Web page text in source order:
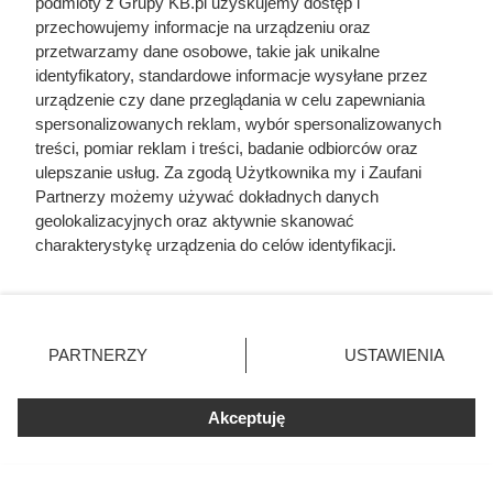
odpornością.
Jeśli woda w ujęciu nagle zmętnieje, zacznie dziwnie
pachnieć albo zmieni kolor, właściciel powinien
bezzwłocznie zlecić kolejną analizę. Pamiętajmy też o tym,
że krystalicznie czysty wygląd wody daje tylko pozorne
poczucie bezpieczeństwa. Dopiero zestawienie
parametrów fizykochemicznych i mikrobiologicznych
pozwala stwierdzić, czy woda ze studni rzeczywiście
Czytaj także:
Klimatyzacja nie dawała rady, poddasze
zamieniało się latem w saunę. Fachowiec szybko
przechowujemy informacje na urządzeniu oraz
przetwarzamy dane osobowe, takie jak unikalne
identyfikatory, standardowe informacje wysyłane przez
urządzenie czy dane przeglądania w celu zapewniania
spersonalizowanych reklam, wybór spersonalizowanych
treści, pomiar reklam i treści, badanie odbiorców oraz
ulepszanie usług. Za zgodą Użytkownika my i Zaufani
Partnerzy możemy używać dokładnych danych
geolokalizacyjnych oraz aktywnie skanować
charakterystykę urządzenia do celów identyfikacji.
zmienić/wycofać klikając przycisk ustawień prywatności
znajdujący się w lewym dolnym rogu strony. Niektóre
użytkownika, ale masz prawo sprzeciwić się takiemu
przetwarzaniu. Preferencje będą miały zastosowania tylko
PARTNERZY USTAWIENIA
Akceptuję